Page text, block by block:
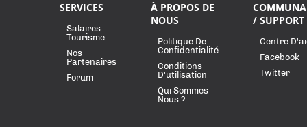
SERVICES
Salaires
Tourisme
Nos
Partenaires
Forum
À PROPOS DE
NOUS
Politique De
Confidentialité
Conditions
D'utilisation
Qui Sommes-
Nous ?
/ SUPPORT
Centre
Facebook
Twitter